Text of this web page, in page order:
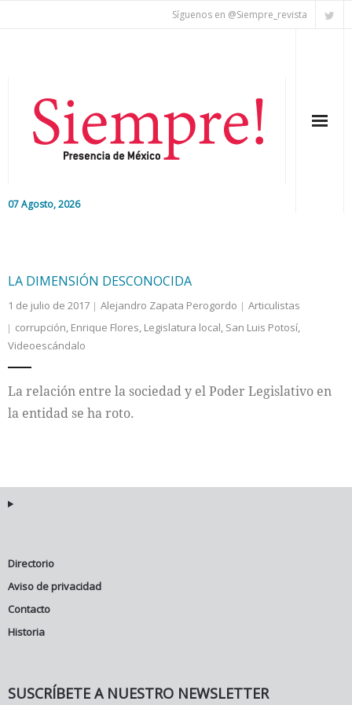
Síguenos en @Siempre_revista
07 Agosto, 2026
Nacional
Colaboradores
Internacional
LA DIMENSIÓN DESCONOCIDA
1 de julio de 2017 Alejandro Zapata Perogordo
Articulistas
corrupción, Enrique Flores, Legislatura local, San Luis Potosí,
Videoescándalo
La relación entre la sociedad y el Poder Legislativo en
la entidad se ha roto.
Directorio
Aviso de privacidad
Contacto
Historia
SUSCRÍBETE A NUESTRO NEWSLETTER